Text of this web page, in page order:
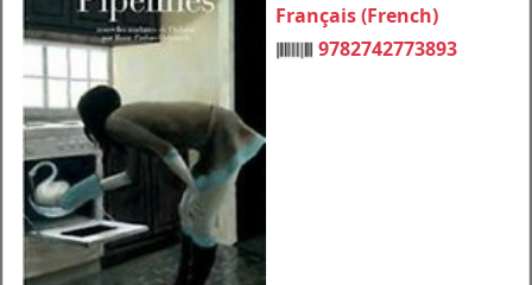
Français (French)
9782742773893